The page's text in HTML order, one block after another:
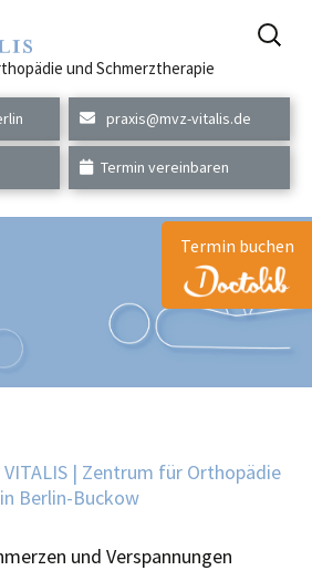
Termin buchen
praxis@mvz-vitalis.de
Termin vereinbaren
und Schmerztherapie
| Zentrum für Orthopädie
Berlin-Buckow
und Verspannungen